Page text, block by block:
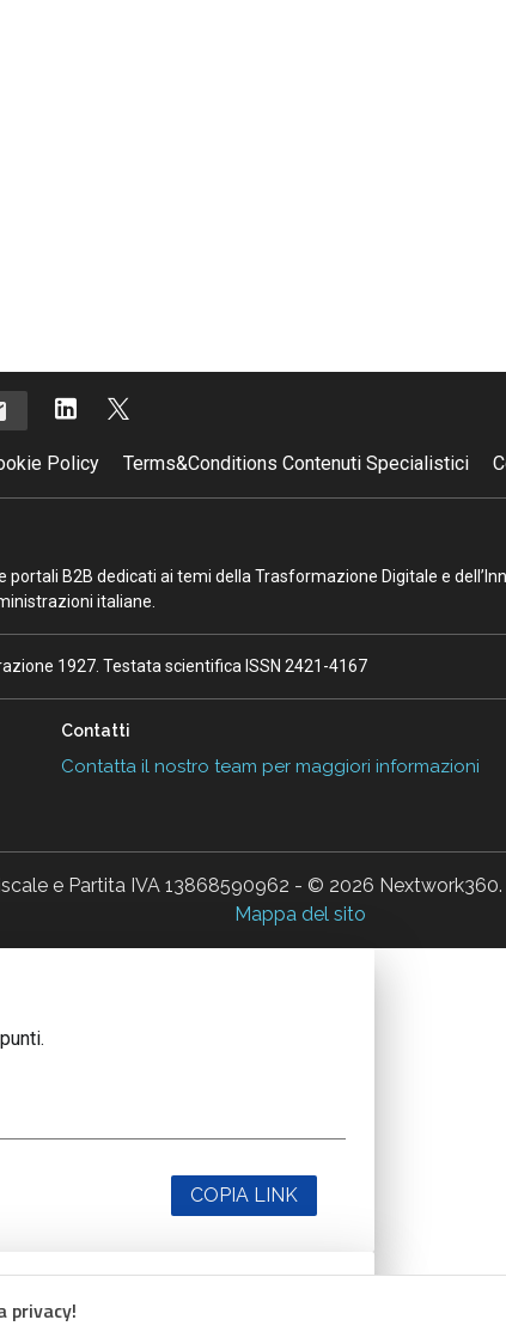
privacy!
Policy Terms&Conditions Contenuti Specialistici
portali B2B dedicati ai temi della Trasformazione Digitale e
italiane.
1927. Testata scientifica ISSN 2421-4167
Contatti
Contatta il nostro team per maggiori informazioni
e Partita IVA 13868590962 - © 2026 Nextwork360.
Mappa del sito
COPIA LINK